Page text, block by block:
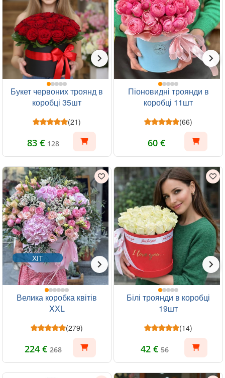
Букет червоних троянд в
коробці 35шт
(21)
83 € 128
Піоновидні троянди в
коробці 11шт
(66)
60 €
ХІТ
Велика коробка квітів
XXL
(279)
224 € 268
Білі троянди в коробці
19шт
(14)
42 € 56